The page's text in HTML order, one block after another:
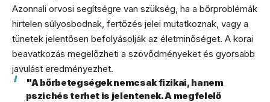
Azonnali orvosi segítségre van szükség, ha a bőrproblémák
hirtelen súlyosbodnak, fertőzés jelei mutatkoznak, vagy a
tünetek jelentősen befolyásolják az életminőséget. A korai
beavatkozás megelőzheti a szövődményeket és gyorsabb
javulást eredményezhet.
"A bőrbetegségek nemcsak fizikai, hanem
pszichés terhet is jelentenek. A megfelelő